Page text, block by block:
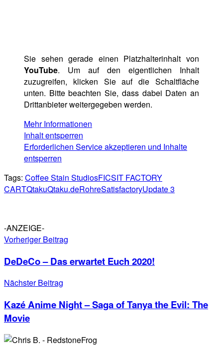
Sie sehen gerade einen Platzhalterinhalt von
YouTube. Um auf den eigentlichen Inhalt
zuzugreifen, klicken Sie auf die Schaltfläche
unten. Bitte beachten Sie, dass dabei Daten an
Drittanbieter weitergegeben werden.
Mehr Informationen
Inhalt entsperren
Erforderlichen Service akzeptieren und Inhalte
entsperren
Tags: Coffee Stain StudiosFICSIT FACTORY
CARTQtakuQtaku.deRohreSatisfactoryUpdate 3
-ANZEIGE-
Vorheriger Beitrag
DeDeCo – Das erwartet Euch 2020!
Nächster Beitrag
Kazé Anime Night – Saga of Tanya the Evil: The
Movie